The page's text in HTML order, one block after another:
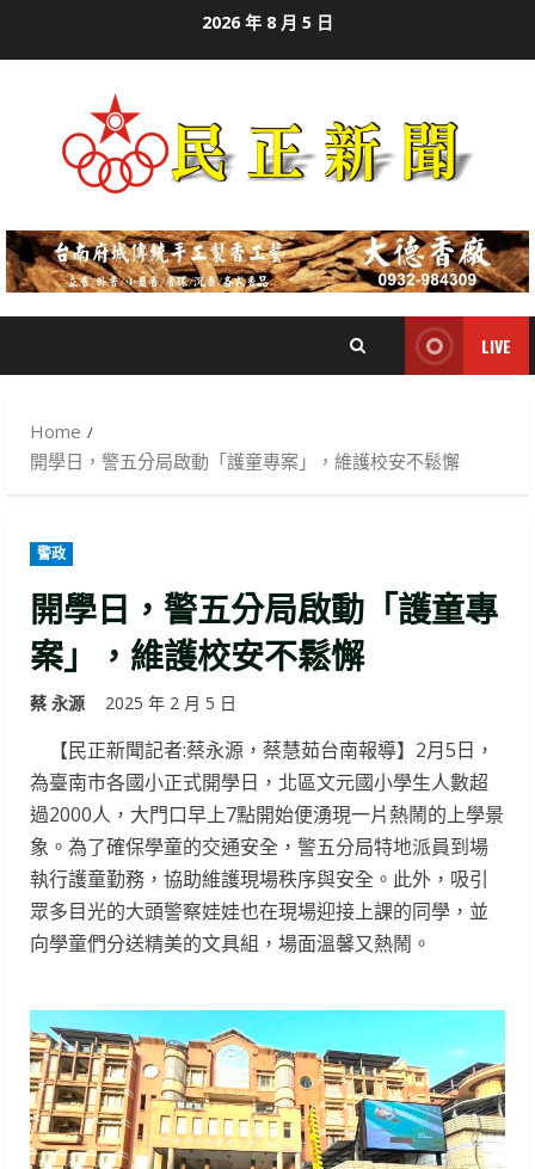
2026 年 8 月 5 日
LIVE
Home
開學日，警五分局啟動「護童專案」，維護校安不鬆懈
警政
開學日，警五分局啟動「護童專
案」，維護校安不鬆懈
蔡 永源 2025 年 2 月 5 日
【民正新聞記者:蔡永源，蔡慧茹台南報導】2月5日，
為臺南市各國小正式開學日，北區文元國小學生人數超
過2000人，大門口早上7點開始便湧現一片熱鬧的上學景
象。為了確保學童的交通安全，警五分局特地派員到場
執行護童勤務，協助維護現場秩序與安全。此外，吸引
眾多目光的大頭警察娃娃也在現場迎接上課的同學，並
向學童們分送精美的文具組，場面溫馨又熱鬧。